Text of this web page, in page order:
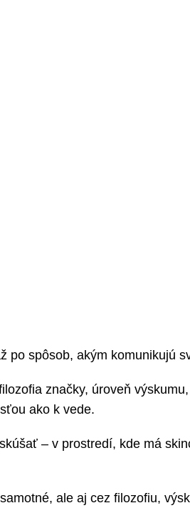
po spôsob, akým komunikujú
značky, úroveň
ako k vede.
– v prostredí, kde má
ale aj cez filozofiu,